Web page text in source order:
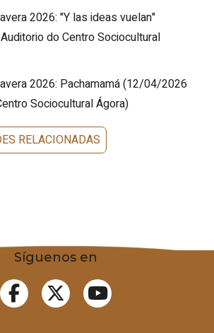
2026: "Y las ideas vuelan"
do Centro Sociocultural
2026: Pachamamá(12/04/2026
Sociocultural Ágora)
RELACIONADAS
Síguenos en